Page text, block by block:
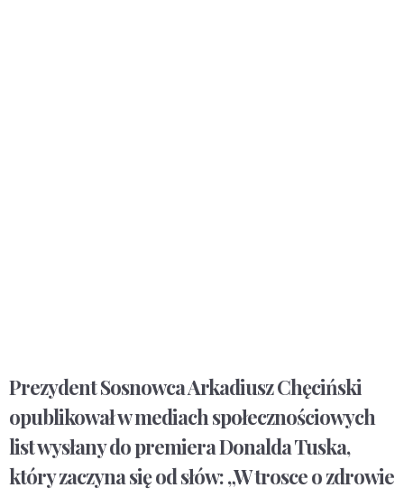
Prezydent Sosnowca Arkadiusz Chęciński
opublikował w mediach społecznościowych
list wysłany do premiera Donalda Tuska,
który zaczyna się od słów: „W trosce o zdrowie